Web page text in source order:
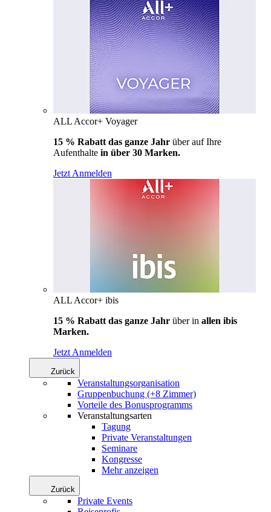
ALL Accor+ Voyager
15 % Rabatt das ganze Jahr über auf Ihre
Aufenthalte in über 30 Marken.
Jetzt Anmelden
ALL Accor+ ibis
15 % Rabatt das ganze Jahr über in allen ibis
Marken.
Jetzt Anmelden
Zurück
Veranstaltungsorganisation
Gruppenbuchung (+8 Zimmer)
Vorteile des Bonusprogramms
Veranstaltungsarten
Tagung
Private Veranstaltungen
Seminare
Kongresse
Mehr anzeigen
Zurück
Private Events